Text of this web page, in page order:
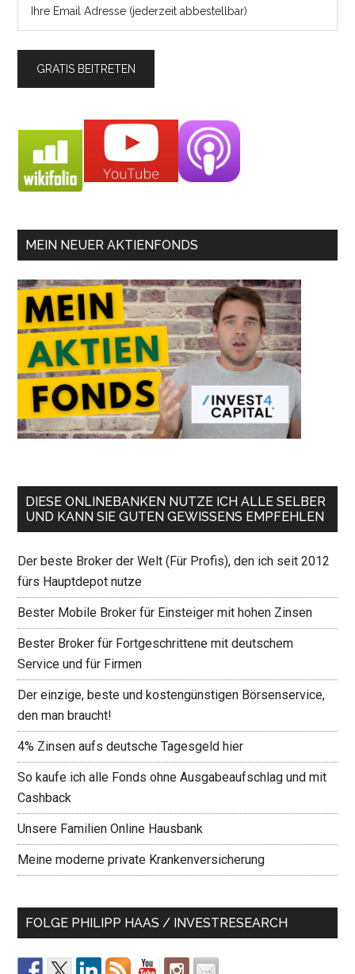
MEIN NEUER AKTIENFONDS
DIESE ONLINEBANKEN NUTZE ICH ALLE SELBER
UND KANN SIE GUTEN GEWISSENS EMPFEHLEN
Der beste Broker der Welt (Für Profis), den ich seit 2012
fürs Hauptdepot nutze
Bester Mobile Broker für Einsteiger mit hohen Zinsen
Bester Broker für Fortgeschrittene mit deutschem
Service und für Firmen
Der einzige, beste und kostengünstigen Börsenservice,
den man braucht!
4% Zinsen aufs deutsche Tagesgeld hier
So kaufe ich alle Fonds ohne Ausgabeaufschlag und mit
Cashback
Unsere Familien Online Hausbank
Meine moderne private Krankenversicherung
FOLGE PHILIPP HAAS / INVESTRESEARCH